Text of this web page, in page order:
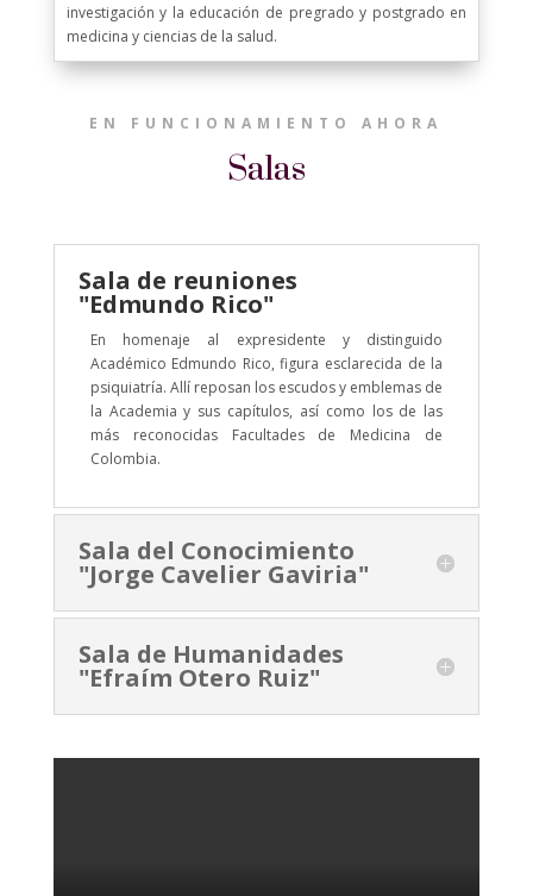
investigación y la educación de pregrado y postgrado en
medicina y ciencias de la salud.
EN FUNCIONAMIENTO AHORA
Salas
Sala de reuniones
"Edmundo Rico"
En homenaje al expresidente y distinguido
Académico Edmundo Rico, figura esclarecida de la
psiquiatría. Allí reposan los escudos y emblemas de
la Academia y sus capítulos, así como los de las
más reconocidas Facultades de Medicina de
Colombia.
Sala del Conocimiento
"Jorge Cavelier Gaviria"
Sala de Humanidades
"Efraím Otero Ruiz"